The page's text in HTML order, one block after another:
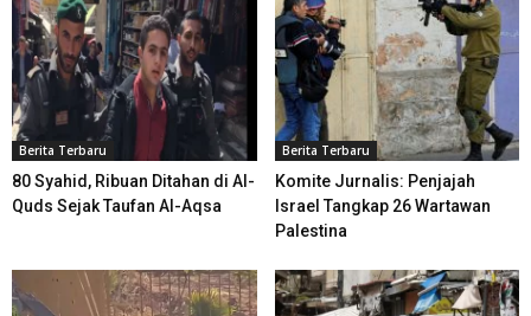
Berita Terbaru
80 Syahid, Ribuan Ditahan di Al-
Quds Sejak Taufan Al-Aqsa
Berita Terbaru
Komite Jurnalis: Penjajah
Israel Tangkap 26 Wartawan
Palestina